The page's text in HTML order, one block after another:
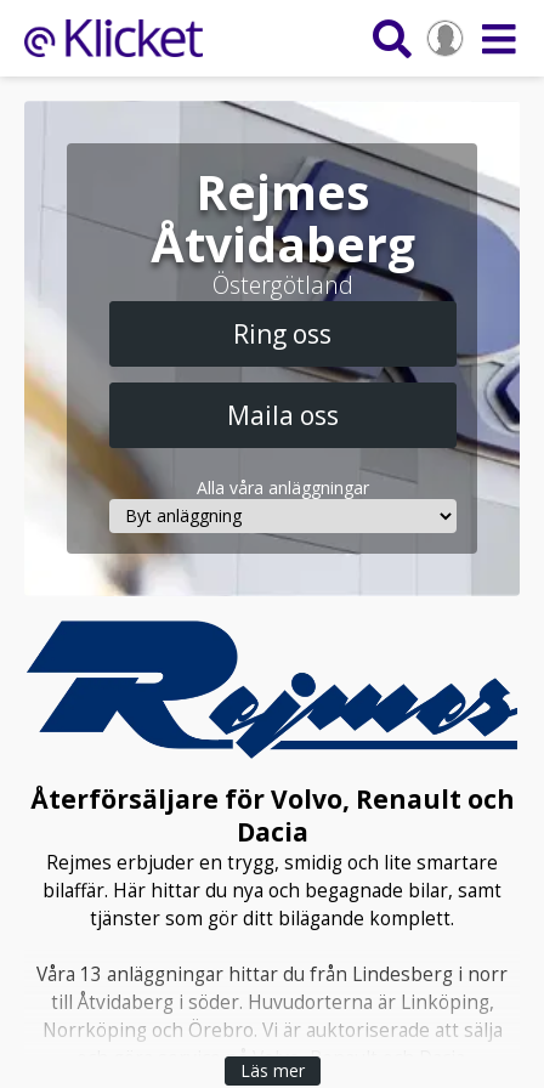
Rejmes
Åtvidaberg
Östergötland
Ring oss
Maila oss
Alla våra anläggningar
Återförsäljare för Volvo, Renault och
Dacia
Rejmes erbjuder en trygg, smidig och lite smartare
bilaffär. Här hittar du nya och begagnade bilar, samt
tjänster som gör ditt bilägande komplett.
Våra 13 anläggningar hittar du från Lindesberg i norr
till Åtvidaberg i söder. Huvudorterna är Linköping,
Norrköping och Örebro. Vi är auktoriserade att sälja
och göra service på Volvo, Renault och Dacia.
Läs mer